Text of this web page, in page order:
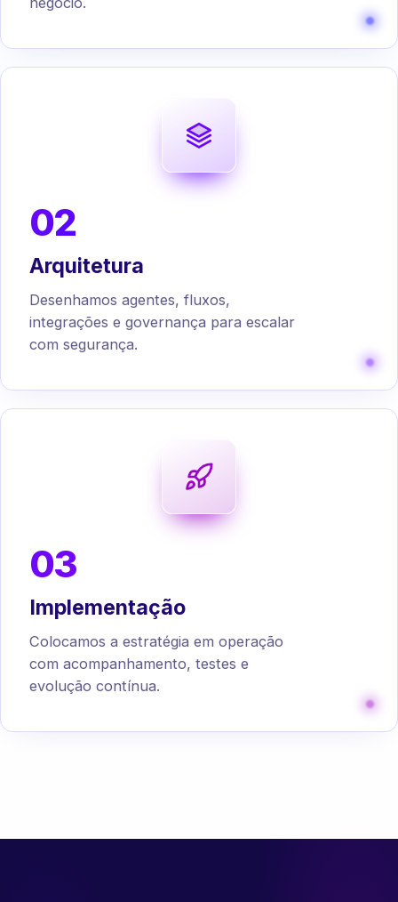
02
Arquitetura
Desenhamos agentes, fluxos,
integrações e governança para escalar
com segurança.
03
Implementação
Colocamos a estratégia em operação
com acompanhamento, testes e
evolução contínua.